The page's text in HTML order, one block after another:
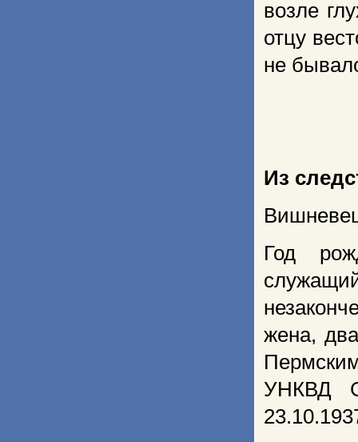
возле
отцу
не
Из
Год
жена,
УНКВД